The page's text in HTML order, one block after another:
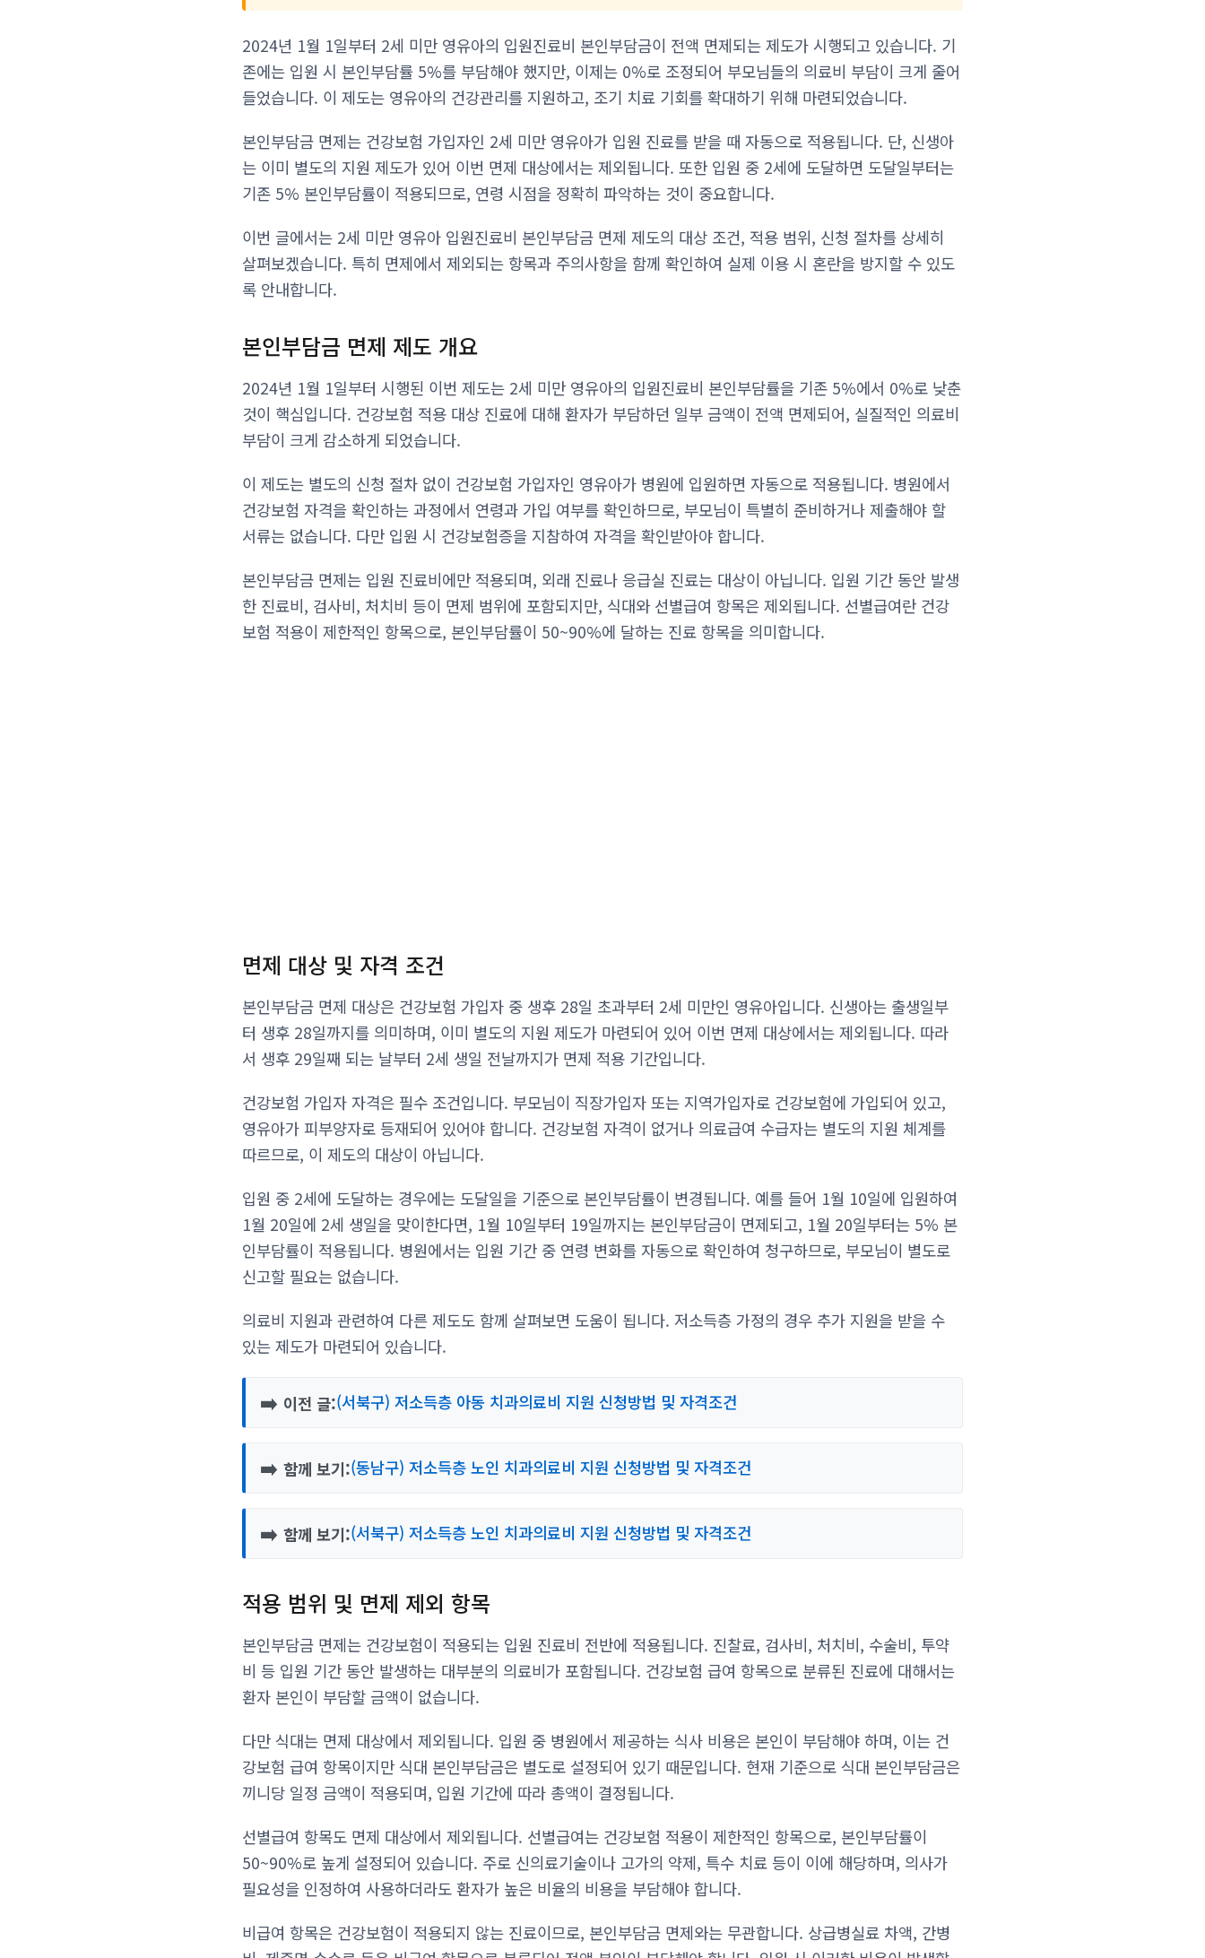
2024년 1월 1일부터 2세 미만 영유아의 입원진료비 본인부담금이 전액 면제되는 제도가 시행되고 있습니다. 기
존에는 입원 시 본인부담률 5%를 부담해야 했지만, 이제는 0%로 조정되어 부모님들의 의료비 부담이 크게 줄어
들었습니다. 이 제도는 영유아의 건강관리를 지원하고, 조기 치료 기회를 확대하기 위해 마련되었습니다.
본인부담금 면제는 건강보험 가입자인 2세 미만 영유아가 입원 진료를 받을 때 자동으로 적용됩니다. 단, 신생아
는 이미 별도의 지원 제도가 있어 이번 면제 대상에서는 제외됩니다. 또한 입원 중 2세에 도달하면 도달일부터는
기존 5% 본인부담률이 적용되므로, 연령 시점을 정확히 파악하는 것이 중요합니다.
이번 글에서는 2세 미만 영유아 입원진료비 본인부담금 면제 제도의 대상 조건, 적용 범위, 신청 절차를 상세히
살펴보겠습니다. 특히 면제에서 제외되는 항목과 주의사항을 함께 확인하여 실제 이용 시 혼란을 방지할 수 있도
록 안내합니다.
본인부담금 면제 제도 개요
2024년 1월 1일부터 시행된 이번 제도는 2세 미만 영유아의 입원진료비 본인부담률을 기존 5%에서 0%로 낮춘
것이 핵심입니다. 건강보험 적용 대상 진료에 대해 환자가 부담하던 일부 금액이 전액 면제되어, 실질적인 의료비
부담이 크게 감소하게 되었습니다.
이 제도는 별도의 신청 절차 없이 건강보험 가입자인 영유아가 병원에 입원하면 자동으로 적용됩니다. 병원에서
건강보험 자격을 확인하는 과정에서 연령과 가입 여부를 확인하므로, 부모님이 특별히 준비하거나 제출해야 할
서류는 없습니다. 다만 입원 시 건강보험증을 지참하여 자격을 확인받아야 합니다.
본인부담금 면제는 입원 진료비에만 적용되며, 외래 진료나 응급실 진료는 대상이 아닙니다. 입원 기간 동안 발생
한 진료비, 검사비, 처치비 등이 면제 범위에 포함되지만, 식대와 선별급여 항목은 제외됩니다. 선별급여란 건강
보험 적용이 제한적인 항목으로, 본인부담률이 50~90%에 달하는 진료 항목을 의미합니다.
면제 대상 및 자격 조건
본인부담금 면제 대상은 건강보험 가입자 중 생후 28일 초과부터 2세 미만인 영유아입니다. 신생아는 출생일부
터 생후 28일까지를 의미하며, 이미 별도의 지원 제도가 마련되어 있어 이번 면제 대상에서는 제외됩니다. 따라
서 생후 29일째 되는 날부터 2세 생일 전날까지가 면제 적용 기간입니다.
건강보험 가입자 자격은 필수 조건입니다. 부모님이 직장가입자 또는 지역가입자로 건강보험에 가입되어 있고,
영유아가 피부양자로 등재되어 있어야 합니다. 건강보험 자격이 없거나 의료급여 수급자는 별도의 지원 체계를
따르므로, 이 제도의 대상이 아닙니다.
입원 중 2세에 도달하는 경우에는 도달일을 기준으로 본인부담률이 변경됩니다. 예를 들어 1월 10일에 입원하여
1월 20일에 2세 생일을 맞이한다면, 1월 10일부터 19일까지는 본인부담금이 면제되고, 1월 20일부터는 5% 본
인부담률이 적용됩니다. 병원에서는 입원 기간 중 연령 변화를 자동으로 확인하여 청구하므로, 부모님이 별도로
신고할 필요는 없습니다.
의료비 지원과 관련하여 다른 제도도 함께 살펴보면 도움이 됩니다. 저소득층 가정의 경우 추가 지원을 받을 수
있는 제도가 마련되어 있습니다.
➡️ 이전 글:(서북구) 저소득층 아동 치과의료비 지원 신청방법 및 자격조건
➡️ 함께 보기:(동남구) 저소득층 노인 치과의료비 지원 신청방법 및 자격조건
➡️ 함께 보기:(서북구) 저소득층 노인 치과의료비 지원 신청방법 및 자격조건
적용 범위 및 면제 제외 항목
본인부담금 면제는 건강보험이 적용되는 입원 진료비 전반에 적용됩니다. 진찰료, 검사비, 처치비, 수술비, 투약
비 등 입원 기간 동안 발생하는 대부분의 의료비가 포함됩니다. 건강보험 급여 항목으로 분류된 진료에 대해서는
환자 본인이 부담할 금액이 없습니다.
다만 식대는 면제 대상에서 제외됩니다. 입원 중 병원에서 제공하는 식사 비용은 본인이 부담해야 하며, 이는 건
강보험 급여 항목이지만 식대 본인부담금은 별도로 설정되어 있기 때문입니다. 현재 기준으로 식대 본인부담금은
끼니당 일정 금액이 적용되며, 입원 기간에 따라 총액이 결정됩니다.
선별급여 항목도 면제 대상에서 제외됩니다. 선별급여는 건강보험 적용이 제한적인 항목으로, 본인부담률이
50~90%로 높게 설정되어 있습니다. 주로 신의료기술이나 고가의 약제, 특수 치료 등이 이에 해당하며, 의사가
필요성을 인정하여 사용하더라도 환자가 높은 비율의 비용을 부담해야 합니다.
비급여 항목은 건강보험이 적용되지 않는 진료이므로, 본인부담금 면제와는 무관합니다. 상급병실료 차액, 간병